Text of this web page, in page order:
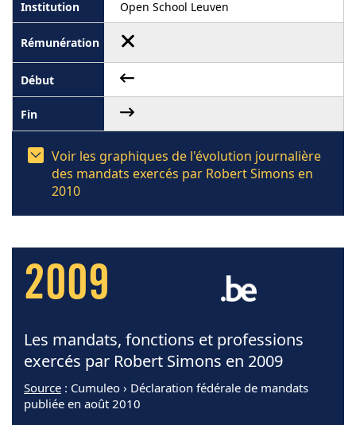
Open School Leuven
Voir les graphiques de l'évolution journalière
des mandats exercés par Robert Simons en
2010
2009
Les mandats, fonctions et professions
exercés par Robert Simons en 2009
Source : Cumuleo › Déclaration fédérale de mandats
publiée en août 2010